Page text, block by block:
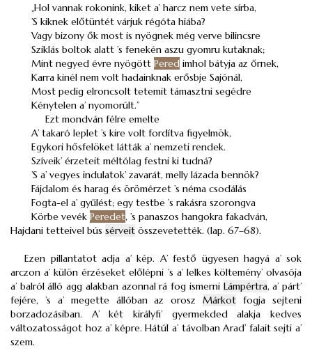
„Hol vannak rokonink, kiket a’ harcz nem vete sírba,
’S kiknek előtüntét várjuk régóta hiába?
Vagy bizony ők most is nyögnek még verve bilincsre
Sziklás boltok alatt ’s fenekén aszu gyomru kutaknak;
Mint negyed évre nyögött Pered imhol bátyja az őrnek,
Karra kinél nem volt hadainknak erősbje Sajónál,
Most pedig elroncsolt tetemit támasztni segédre
Kénytelen a’ nyomorúlt.”
Ezt mondván félre emelte
A’ takaró leplet ’s kire volt fordítva figyelmök,
Egykori hősfelöket látták a’ nemzeti rendek.
Szíveik’ érzeteit méltólag festni ki tudná?
’S a’ vegyes indulatok’ zavarát, melly lázada bennök?
Fájdalom és harag és örömérzet ’s néma csodálás
Fogta-el a’ gyűlést; egy testbe ’s rakásra szorongva
Körbe vevék Peredet, ’s panaszos hangokra fakadván,
Hajdani tetteivel bús sérveit összevetették. (lap. 67–68).
Ezen pillantatot adja a’ kép. A’ festő ügyesen hagyá a’ sok
arczon a’ külön érzéseket előlépni ’s a’ lelkes költemény’ olvasója
a’ balról álló agg alakban azonnal rá fog ismerni Lámpértra, a’ párt’
fejére, ’s a’ megette állóban az oroszMárkot fogja sejteni
borzadozásiban. A’ két királyfi’ gyermekded alakja kedves
változatosságot hoz a’ képre. Hátúl a’ távolban Arad’ falait sejti a’
szem.